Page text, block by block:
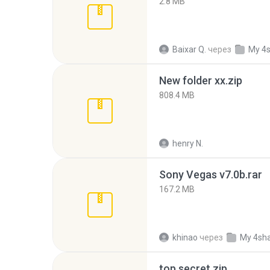
Baixar Q. через My
New folder xx.zip
808.4 MB
henry N.
Sony Vegas v7.0b.rar
167.2 MB
khinao через My